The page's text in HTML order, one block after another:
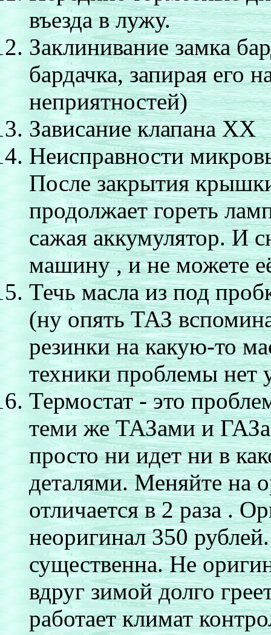
въезда в лужу.
Заклинивание замка
бардачка, запирая его
неприятностей)
Зависание клапана ХХ
Неисправности
После закрытия
продолжает гореть
сажая аккумулятор. И
машину , и не можете
Течь масла из под
(ну опять ТАЗ
резинки на какую-то
техники проблемы нет
Термостат - это
теми же ТАЗами и
просто ни идет ни в
деталями. Меняйте на
отличается в 2 раза .
неоригинал 350
существенна. Не
вдруг зимой долго
работает климат